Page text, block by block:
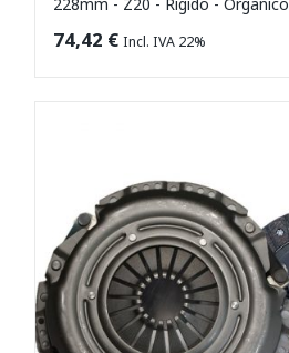
74,42 € Incl. IVA 22%